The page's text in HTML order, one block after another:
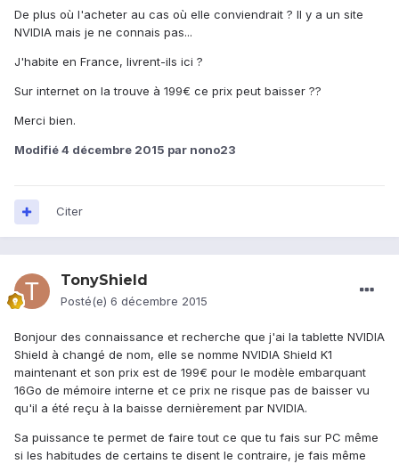
De plus où l'acheter au cas où elle conviendrait ? Il y a un site
NVIDIA mais je ne connais pas...
J'habite en France, livrent-ils ici ?
Sur internet on la trouve à 199€ ce prix peut baisser ??
Merci bien.
Modifié4 décembre 2015 par nono23
Citer
TonyShield
Posté(e) 6 décembre 2015
Bonjour des connaissance et recherche que j'ai la tablette NVIDIA
Shield à changé de nom, elle se nomme NVIDIA Shield K1
maintenant et son prix est de 199€ pour le modèle embarquant
16Go de mémoire interne et ce prix ne risque pas de baisser vu
qu'il a été reçu à la baisse dernièrement par NVIDIA.
Sa puissance te permet de faire tout ce que tu fais sur PC même
si les habitudes de certains te disent le contraire, je fais même